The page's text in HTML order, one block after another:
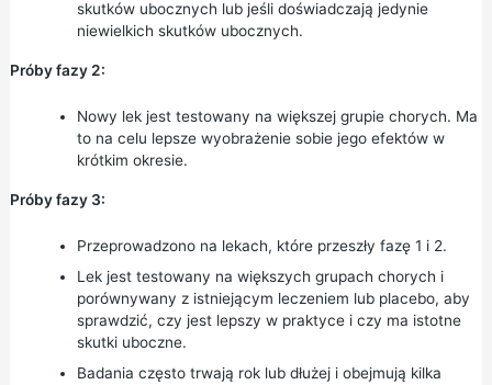
skutków ubocznych lub jeśli doświadczają jedynie
niewielkich skutków ubocznych.
Próby fazy 2:
Nowy lek jest testowany na większej grupie chorych. Ma
to na celu lepsze wyobrażenie sobie jego efektów w
krótkim okresie.
Próby fazy 3:
Przeprowadzono na lekach, które przeszły fazę 1 i 2.
Lek jest testowany na większych grupach chorych i
porównywany z istniejącym leczeniem lub placebo, aby
sprawdzić, czy jest lepszy w praktyce i czy ma istotne
skutki uboczne.
Badania często trwają rok lub dłużej i obejmują kilka